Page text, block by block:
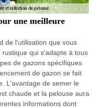
une meilleure
de l'utilisation que vous
qui s'adapte à tous
de gazons spécifiques
de gazon se fait
L'avantage de semer le
chaude et la pelouse aura
informations dont